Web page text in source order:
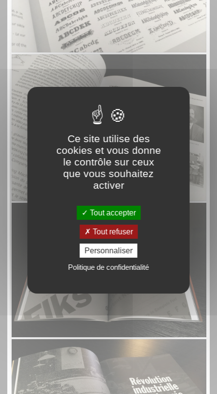
Ce site utilise des
cookies et vous donne
le contrôle sur ceux
que vous souhaitez
activer
Tout accepter
Tout refuser
Personnaliser
Politique de confidentialité